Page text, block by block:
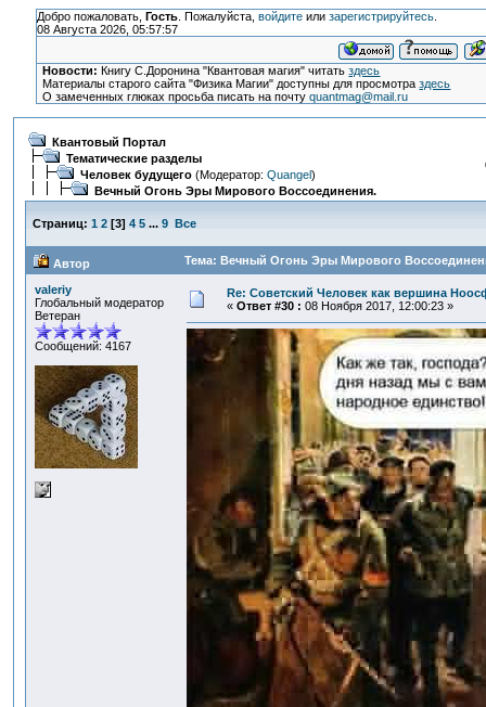
Добро пожаловать, Гость. Пожалуйста, войдитеили зарегистрируйтесь.
08 Августа 2026, 05:57:57
Новости: Книгу С.Доронина "Квантовая магия" читатьздесь
Материалы старого сайта "Физика Магии" доступны для просмотраздесь
О замеченных глюках просьба писать на почтуquantmag@mail.ru
Квантовый Портал
Тематические разделы
Человек будущего(Модератор: Quangel)
Вечный Огонь Эры Мирового Воссоединения.
Страниц: 1 2[3] 4 5 ... 9 Все
Автор Тема: Вечный Огонь Эры Мирового
valeriy
Глобальный модератор
Ветеран
Сообщений: 4167
Re: Советский Человек как вершина
« Ответ #30 : 08 Ноября 2017, 12:00:23 »